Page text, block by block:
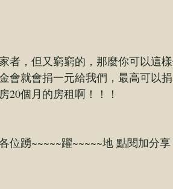
者，但又窮窮的，那麼你可以這
會就會捐一元給我們，最高可以
20個月的房租啊！！！
位踴~~~~~躍~~~~~地 點閱加分